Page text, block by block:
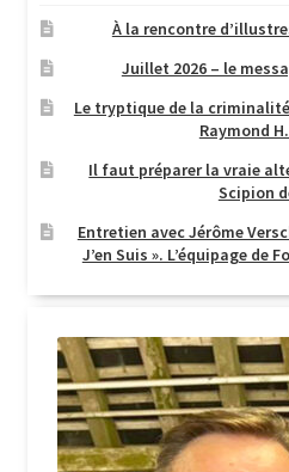
À la rencontre
Juillet 2026 – le
Le tryptique de la
Raymond
Il faut préparer la vraie
Scipion
Entretien avec Jérôme
J’en Suis ». L’équipage de